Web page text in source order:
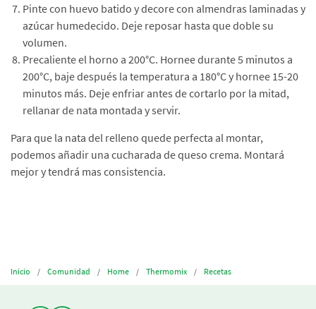
Pinte con huevo batido y decore con almendras laminadas y
azúcar humedecido. Deje reposar hasta que doble su
volumen.
Precaliente el horno a 200°C. Hornee durante 5 minutos a
200°C, baje después la temperatura a 180°C y hornee 15-20
minutos más. Deje enfriar antes de cortarlo por la mitad,
rellanar de nata montada y servir.
Para que la nata del relleno quede perfecta al montar,
podemos añadir una cucharada de queso crema. Montará
mejor y tendrá mas consistencia.
Inicio Comunidad Home Thermomix Recetas